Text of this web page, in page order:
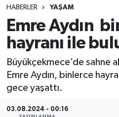
HABERLER YAŞAM
Emre Aydın
hayranı ile
Büyükçekmece’de sahne
Emre Aydın, binlerce
gece yaşattı.
03.08.2024 - 00:16
Namaz Vakitleri
Trafik Durumu
Süper Lig Puan